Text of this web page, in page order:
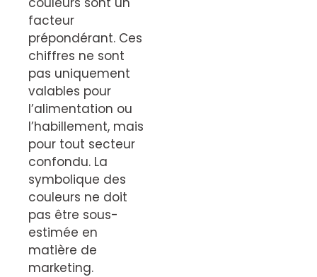
facteur
prépondérant. Ces
chiffres ne sont
pas uniquement
valables pour
l’alimentation ou
l’habillement, mais
pour tout secteur
confondu. La
symbolique des
couleurs ne doit
pas être sous-
estimée en
matière de
marketing.